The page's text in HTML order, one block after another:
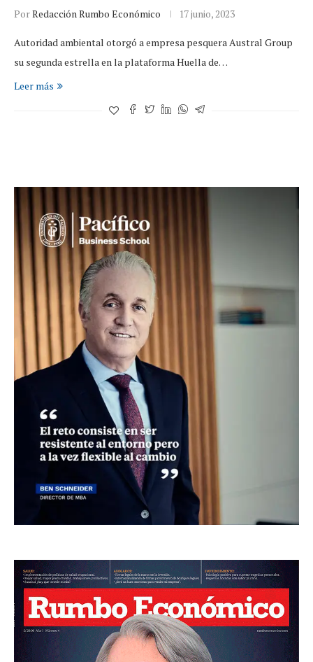
PorRedacción Rumbo Económico 17 junio, 2023
Autoridad ambiental otorgó a empresa pesquera Austral Group
su segunda estrella en la plataforma Huella de…
Leer más